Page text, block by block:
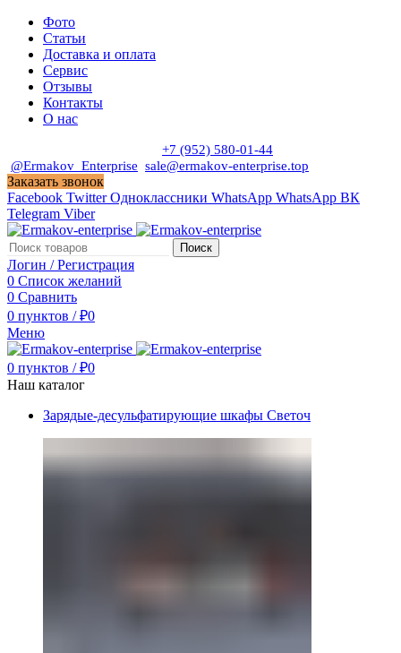
Фото
Статьи
Доставка и оплата
Сервис
Отзывы
Контакты
О нас
+7 (952) 580-01-44
@Ermakov_Enterprise sale@ermakov-enterprise.top
Заказать звонок
Facebook Twitter Одноклассники WhatsApp WhatsApp ВК
Telegram Viber
Поиск
Логин / Регистрация
0 Список желаний
0 Сравнить
0 пунктов / ₽0
Меню
0 пунктов / ₽0
Наш каталог
Зарядые-десульфатирующие шкафы Светоч